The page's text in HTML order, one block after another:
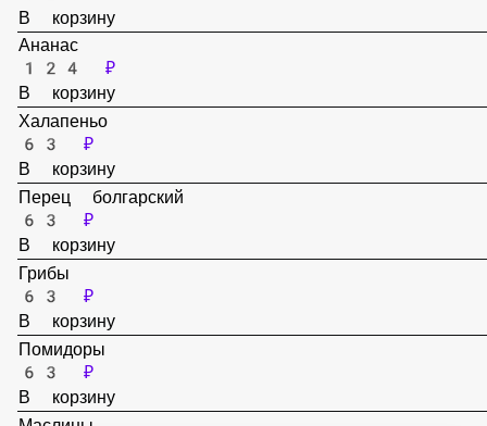
Пармезан на пиццу
124 ₽
В корзину
Ананас
124 ₽
В корзину
Халапеньо
63 ₽
В корзину
Перец болгарский
63 ₽
В корзину
63 ₽